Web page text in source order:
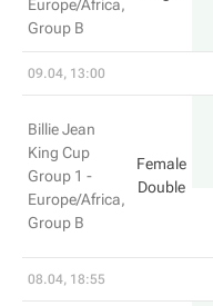
Europe/Africa,
Group B
09.04, 13:00
Billie Jean
King Cup
Group 1 -
Europe/Africa,
Group B
Female
Double
08.04, 18:55